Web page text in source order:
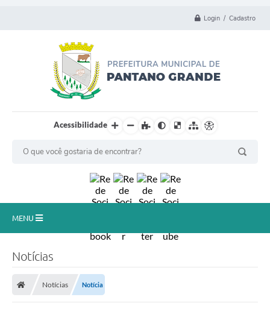
Login / Cadastro
Acessibilidade
MENU
Notícias
Notícias Notícia